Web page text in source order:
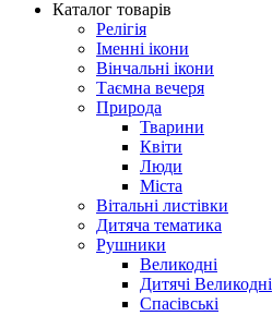
Каталог товарів
Релігія
Іменні ікони
Вінчальні ікони
Таємна вечеря
Природа
Тварини
Квіти
Люди
Міста
Вітальні листівки
Дитяча тематика
Рушники
Великодні
Дитячі Великодні
Спасівські